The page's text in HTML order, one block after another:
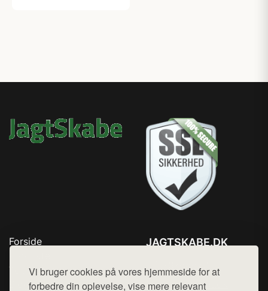
Vi bruger cookies på vores hjemmeside for at
forbedre din oplevelse, vise mere relevant
Forside
Top Rabatter
Blog
JAGTSKABE.DK
Mail: hej@want.dk